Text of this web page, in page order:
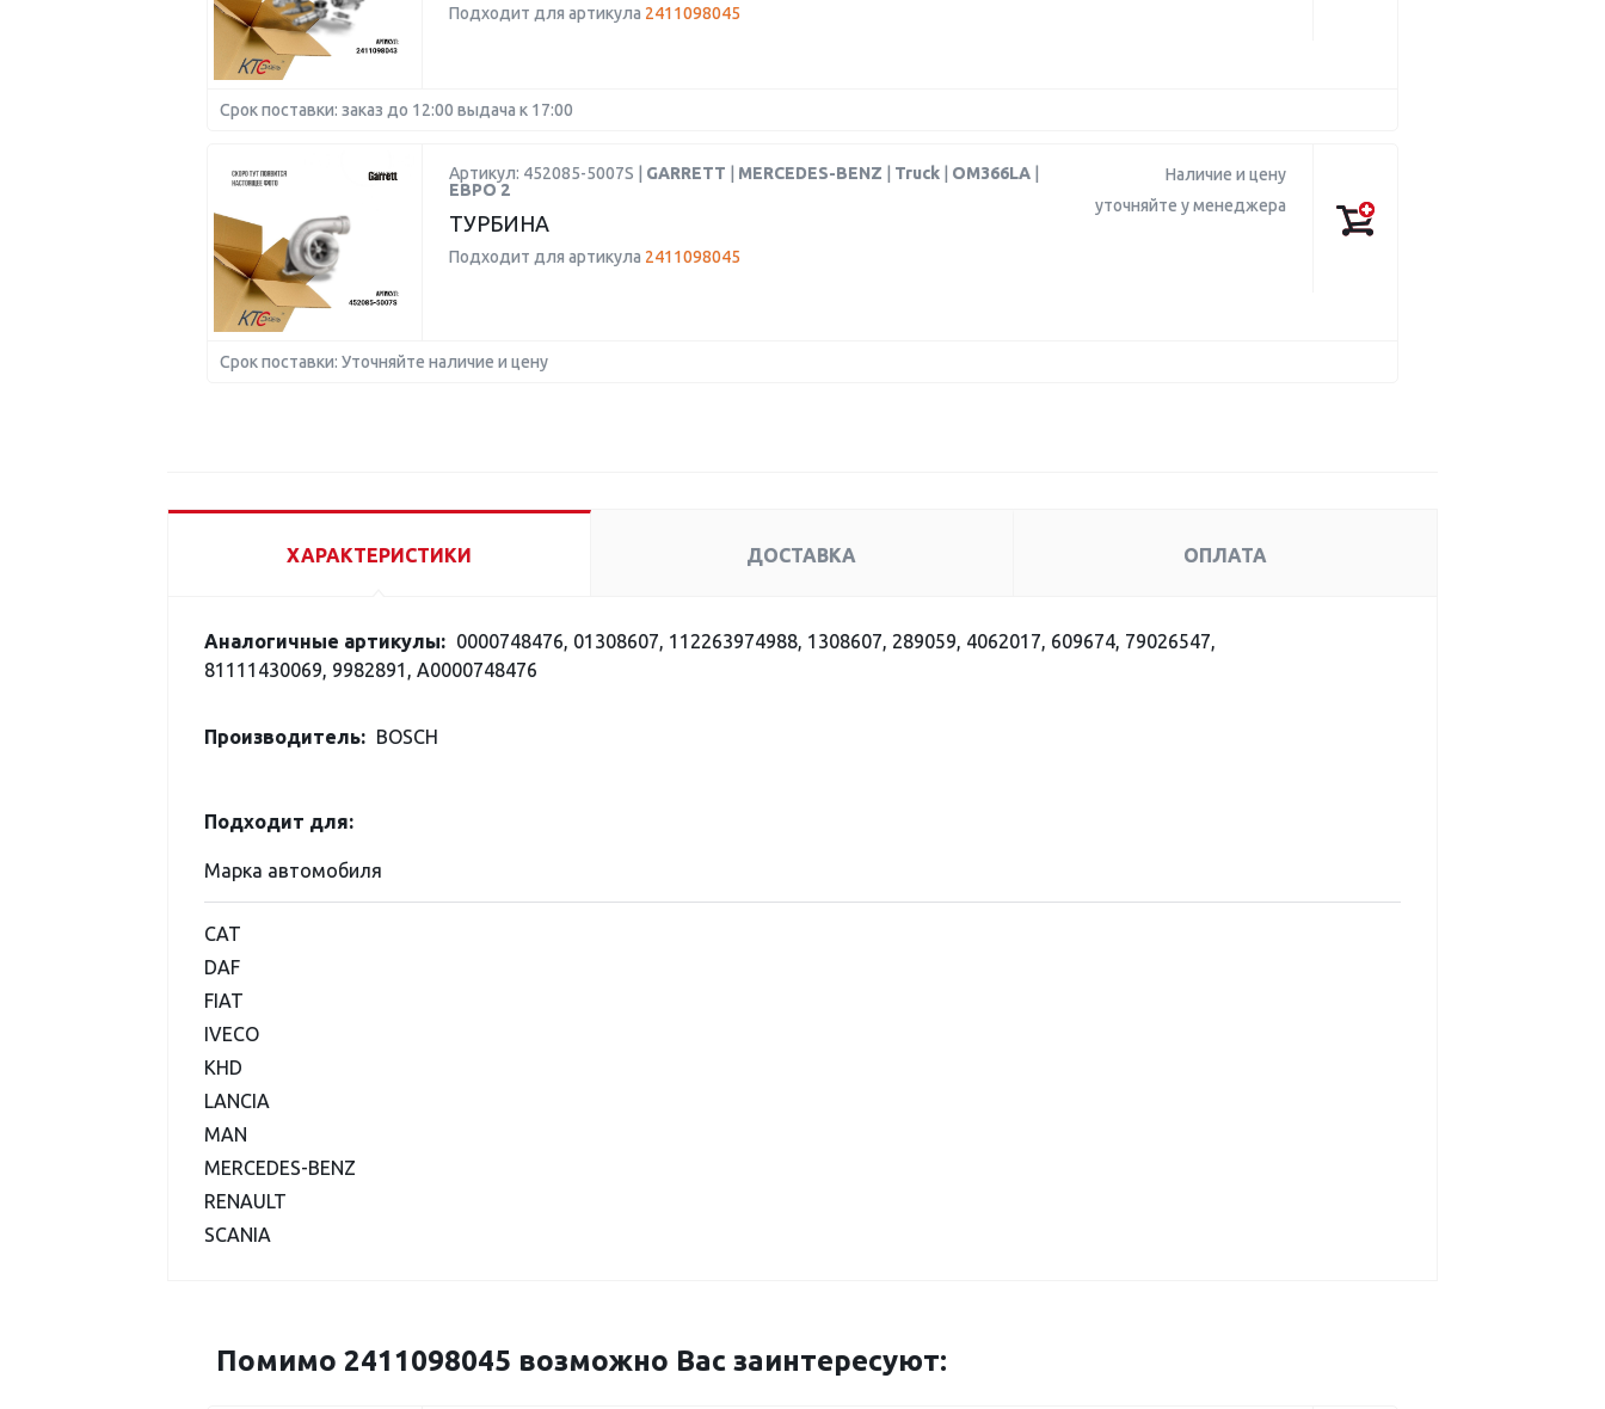
Подходит для артикула 2411098045
Срок поставки: заказ до 12:00 выдача к 17:00
Артикул: 452085-5007S | GARRETT MERCEDES-BENZ Truck OM366LA
ЕВРО 2
ТУРБИНА
Подходит для артикула 2411098045
Наличие и цену
уточняйте у менеджера
Срок поставки: Уточняйте наличие и цену
ХАРАКТЕРИСТИКИ ДОСТАВКА ОПЛАТА
Аналогичные артикулы: 0000748476, 01308607, 112263974988, 1308607, 289059, 4062017, 609674, 79026547,
81111430069, 9982891, A0000748476
Производитель: BOSCH
Подходит для:
Марка автомобиля
CAT
DAF
FIAT
IVECO
KHD
LANCIA
MAN
MERCEDES-BENZ
RENAULT
SCANIA
Помимо 2411098045 возможно Вас заинтересуют: